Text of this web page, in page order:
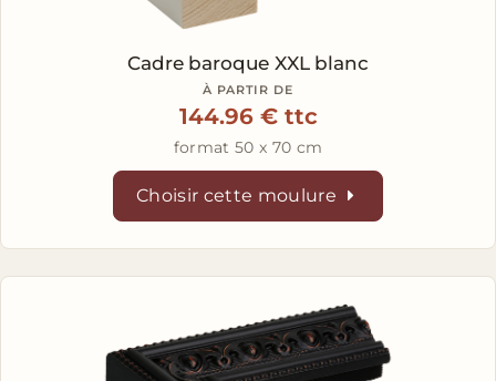
Cadre baroque XXL blanc
À PARTIR DE
144.96 € ttc
format 50 x 70 cm
Choisir cette moulure